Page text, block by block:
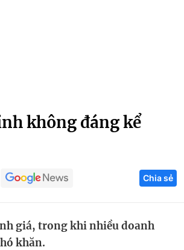
Infographic
tuyến
Công nghệ
Sản phẩm
không đáng kể
Chia sẻ
giá, trong khi nhiều doanh
khăn.